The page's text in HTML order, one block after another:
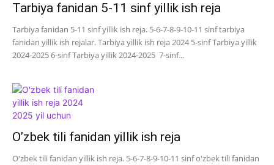
Tarbiya fanidan 5-11 sinf yillik ish reja
Tarbiya fanidan 5-11 sinf yillik ish reja. 5-6-7-8-9-10-11 sinf tarbiya
fanidan yillik ish rejalar. Tarbiya yillik ish reja 2024 5-sinf Tarbiya yillik
2024-2025 6-sinf Tarbiya yillik 2024-2025 7-sinf...
O’zbek tili fanidan yillik ish reja
O'zbek tili fanidan yillik ish reja. 5-6-7-8-9-10-11 sinf o'zbek tili fanidan